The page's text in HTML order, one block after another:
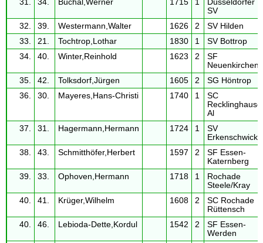
31.
34. Buchal,Werner 1715 1
Düsseldorfer
SV
32.
39. Westermann,Walter 1626 2
SV Hilden
33.
21. Tochtrop,Lothar 1830 1
SV Bottrop
34.
40. Winter,Reinhold 1623 2
SF
Neuenkirchen
35.
42. Tolksdorf,Jürgen 1605 2
SG Höntrop
36.
30. Mayeres,Hans-Christi 1740 1
SC
Al
37.
31. Hagermann,Hermann 1724 1
SV
Erkenschwick
38.
43. Schmitthöfer,Herbert 1597 2
SF Essen-
Katernberg
39.
33. Ophoven,Hermann 1718 1
Rochade
Steele/Kray
40.
41. Krüger,Wilhelm 1608 2
SC Rochade
Rüttensch
40.
46. Lebioda-Dette,Kordul 1542 2
SF Essen-
Werden